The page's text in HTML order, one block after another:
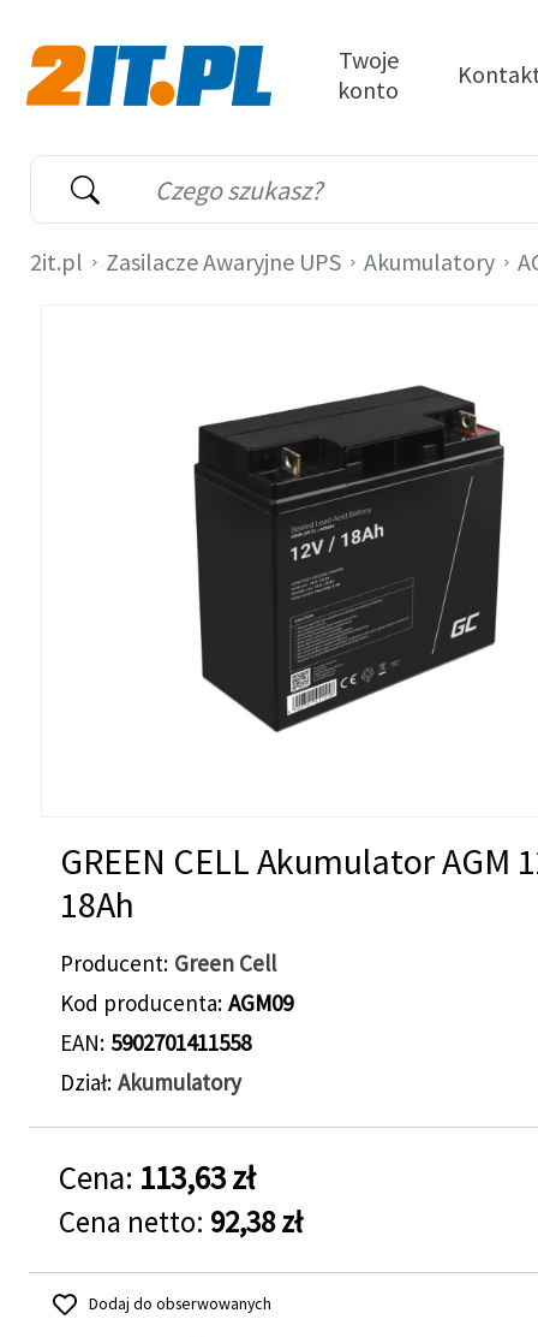
Wyszukiwarka
Słowo kluczowe
Twoje
konto
2it.pl Zasilacze Awaryjne UPS Akumulatory
GREEN CELL Akumulator AGM
18Ah
Producent Green Cell
Kod producenta AGM09
EAN 5902701411558
Dział Akumulatory
Cena: 113,63 zł
Cena netto: 92,38 zł
Dodaj do obserwowanych